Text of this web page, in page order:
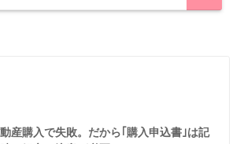
産購入で失敗。だから｢購入申込書｣は記